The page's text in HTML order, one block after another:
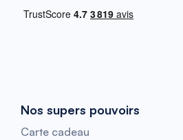
Nos supers pouvoirs
Carte cadeau